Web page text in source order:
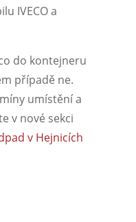
IVECO a
do kontejneru
případě ne.
umístění a
v nové sekci
v Hejnicích